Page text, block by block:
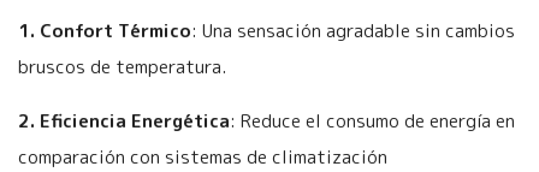
1. Confort Térmico: Una sensación agradable sin cambios
bruscos de temperatura.
2. Eficiencia Energética: Reduce el consumo de energía en
comparación con sistemas de climatización